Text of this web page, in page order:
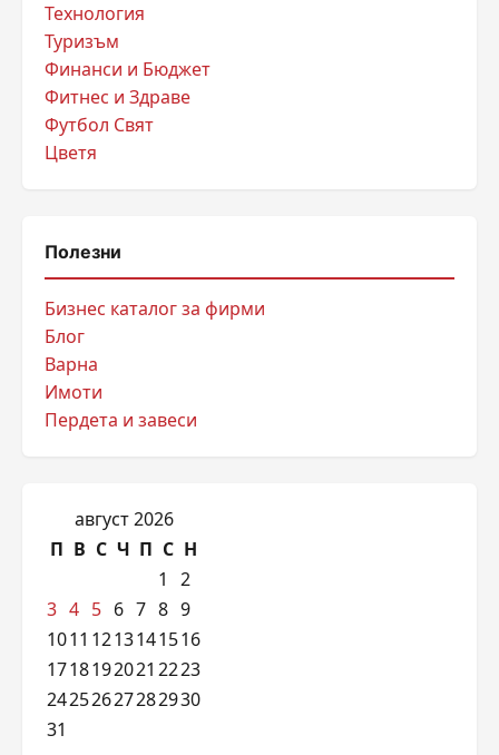
Технология
Туризъм
Финанси и Бюджет
Фитнес и Здраве
Футбол Свят
Цветя
Полезни
Бизнес каталог за фирми
Блог
Варна
Имоти
Пердета и завеси
август 2026
П В С Ч П С Н
1
2
3 4 5 6 7 8 9
1011 1213141516
1718192021 2223
24252627282930
31